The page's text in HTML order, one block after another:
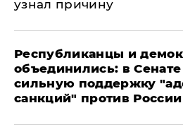
узнал причину
Республиканцы и
объединились: в
сильную поддержку
санкций" против России